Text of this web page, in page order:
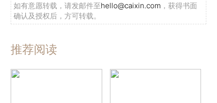
如有意愿转载，请发邮件至hello@caixin.com ，获得书面
确认及授权后，方可转载。
推荐阅读